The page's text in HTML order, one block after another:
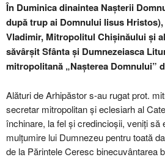
În Duminica dinaintea Nașterii
după trup ai Domnului Iisus
Vladimir, Mitropolitul Chișinăului și
săvârșit Sfânta și Dumnezeiasca
mitropolitană „Nașterea Domnului”
Alături de Arhipăstor s-au rugat prot.
secretar mitropolitan şi eclesiarh al
închinare, la fel și credincioșii, veniți să
mulțumire lui Dumnezeu pentru toată
de la Părintele Ceresc binecuvântarea